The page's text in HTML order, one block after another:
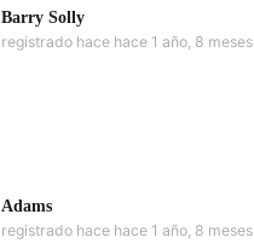
Barry Solly
registrado hace hace 1 año, 8 meses
Adams
registrado hace hace 1 año, 8 meses